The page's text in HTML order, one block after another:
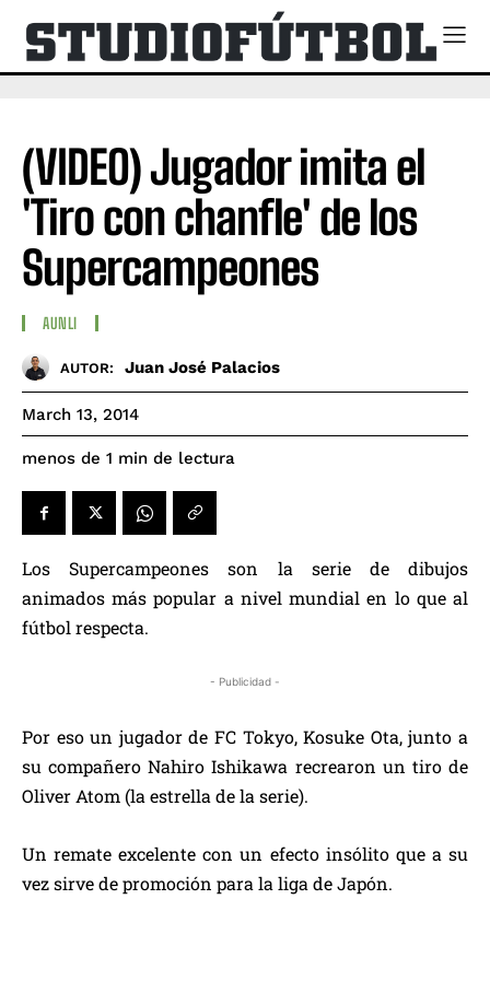
(VIDEO) Jugador imita el
'Tiro con chanfle' de los
Supercampeones
AUNLI
AUTOR: Juan José Palacios
March 13, 2014
menos de 1 min de lectura
Los Supercampeones son la serie de dibujos
animados más popular a nivel mundial en lo que al
fútbol respecta.
- Publicidad -
Por eso un jugador de FC Tokyo, Kosuke Ota, junto a
su compañero Nahiro Ishikawa recrearon un tiro de
Oliver Atom (la estrella de la serie).
Un remate excelente con un efecto insólito que a su
vez sirve de promoción para la liga de Japón.